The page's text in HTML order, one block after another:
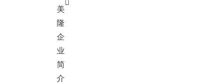
美
隆
企
业
简
介